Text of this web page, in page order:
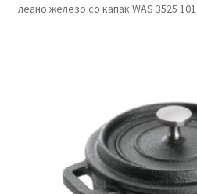
Контакт
Рекламации и замена на
леано железо со капак WAS 3525 101